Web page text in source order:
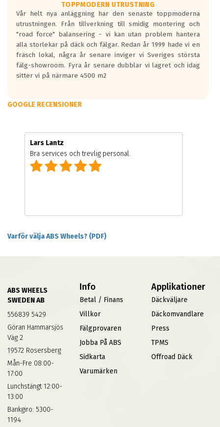
TOPPMODERN UTRUSTNING
Vår helt nya anläggning har den senaste toppmoderna
utrustningen. Från tillverkning till smidig montering och
"road force" balansering - vi kan utan problem hantera
alla storlekar på däck och fälgar. Redan år 1999 hade vi en
fräsch lokal, några år senare inviger vi Sveriges största
fälg-showroom. Fyra år senare dubblar vi lagret och idag
sitter vi på närmare 4500 m2
GOOGLE RECENSIONER
Lars Lantz
Bra services och trevlig personal.
Varför välja ABS Wheels? (PDF)
ABS WHEELS
SWEDEN AB
556839 5429
Göran Hammarsjös
Väg 2
19572 Rosersberg
Mån-Fre 08:00-
17:00
Lunchstängt 12:00-
13:00
Bankgiro: 5300-
1194
Info
Betal / Finans
Villkor
Fälgprovaren
Jobba På ABS
Sidkarta
Varumärken
Applikationer
Däckväljare
Däckomvandlare
Press
TPMS
Offroad Däck